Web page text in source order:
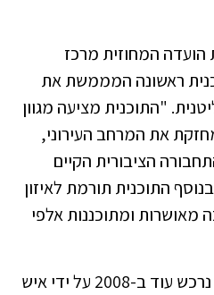
המחוזית מרכז
ראשונה המממשת את
"התוכנית מציעה מגוון
את המרחב העירוני,
הציבורית הקיים
התוכנית תורמת לאיזון
ומתוכננות אלפי
השטח העצום של המתחם נרכש עוד ב-2008 על ידי איש